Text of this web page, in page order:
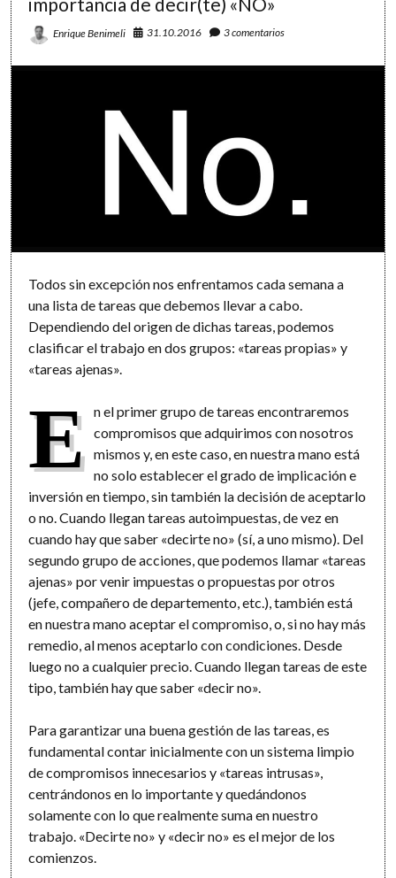
Enrique Benimeli 31.10.2016 3 comentarios
Todos sin excepción nos enfrentamos cada semana a
una lista de tareas que debemos llevar a cabo.
Dependiendo del origen de dichas tareas, podemos
clasificar el trabajo en dos grupos: «tareas propias» y
«tareas ajenas».
E n el primer grupo de tareas encontraremos
compromisos que adquirimos con nosotros
mismos y, en este caso, en nuestra mano está
no solo establecer el grado de implicación e
inversión en tiempo, sin también la decisión de aceptarlo
o no. Cuando llegan tareas autoimpuestas, de vez en
cuando hay que saber «decirte no» (sí, a uno mismo). Del
segundo grupo de acciones, que podemos llamar «tareas
ajenas» por venir impuestas o propuestas por otros
(jefe, compañero de departemento, etc.), también está
en nuestra mano aceptar el compromiso, o, si no hay más
remedio, al menos aceptarlo con condiciones. Desde
luego no a cualquier precio. Cuando llegan tareas de este
tipo, también hay que saber «decir no».
Para garantizar una buena gestión de las tareas, es
fundamental contar inicialmente con un sistema limpio
de compromisos innecesarios y «tareas intrusas»,
centrándonos en lo importante y quedándonos
solamente con lo que realmente suma en nuestro
trabajo. «Decirte no» y «decir no» es el mejor de los
comienzos.